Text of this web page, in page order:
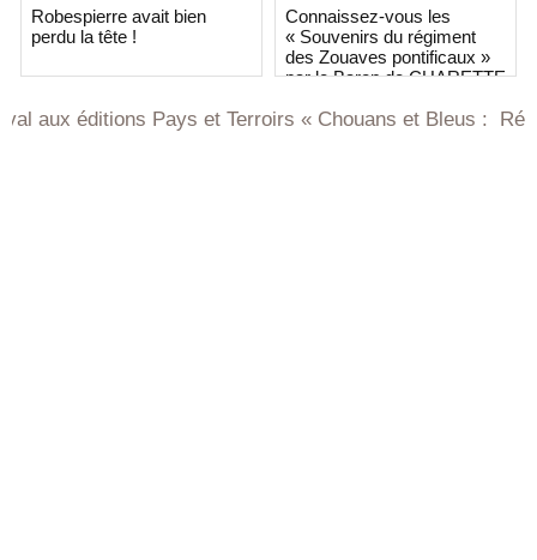
Robespierre avait bien
perdu la tête !
Connaissez-vous les
« Souvenirs du régiment
des Zouaves pontificaux »
par le Baron de CHARETTE
Pays et Terroirs « Chouans et Bleus : Récits de